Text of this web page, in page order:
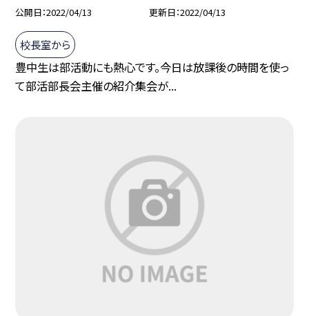
公開日 2022/04/13 更新日 2022/04/13
校長室から
豊中生は部活動にも熱心です。今日は放課後の時間を使っ
て部活部長会主催の紹介集会が...